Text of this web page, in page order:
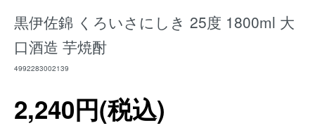
黒伊佐錦 くろいさにしき 25度 1800ml 大
口酒造 芋焼酎
4992283002139
2,240円(税込)